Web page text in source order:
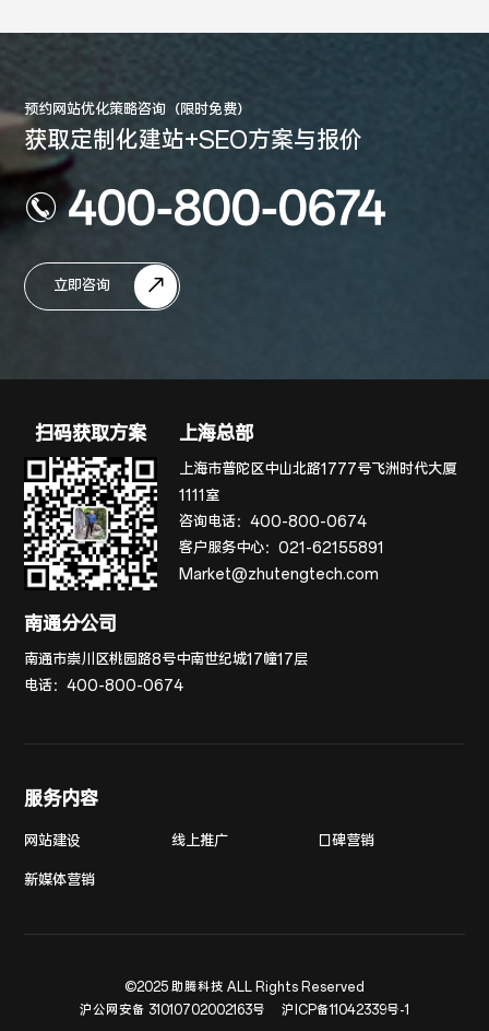
预约网站优化策略咨询（限时免费）
获取定制化建站+SEO方案与报价
400-800-0674
立即咨询
扫码获取方案 上海总部
上海市普陀区中山北路1777号飞洲时代大厦
1111室
咨询电话：400-800-0674
客户服务中心：021-62155891
Market@zhutengtech.com
南通分公司
南通市崇川区桃园路8号中南世纪城17幢17层
电话：400-800-0674
服务内容
网站建设 线上推广 口碑营销
新媒体营销
©2025 助腾科技 ALL Rights Reserved
沪公网安备 31010702002163号
沪ICP备11042339号-1